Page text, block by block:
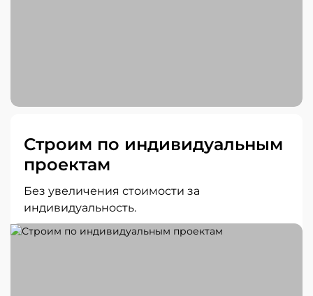
Строим по индивидуальным
проектам
Без увеличения стоимости за
индивидуальность.